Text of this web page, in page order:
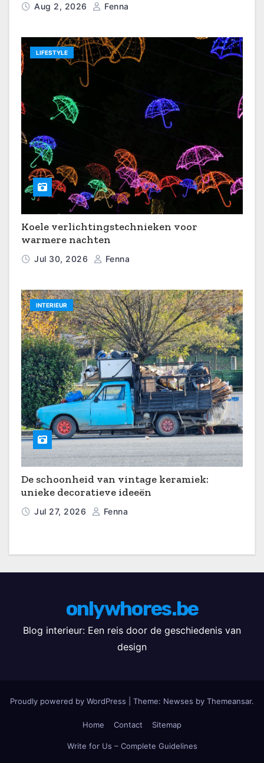
Aug 2, 2026 Fenna
LIFESTYLE
Koele verlichtingstechnieken voor
warmere nachten
Jul 30, 2026 Fenna
INTERIEUR
De schoonheid van vintage keramiek:
unieke decoratieve ideeën
Jul 27, 2026 Fenna
onlywhores.be
Blog interieur: Een reis door de geschiedenis van
design
Proudly powered by WordPress Theme: Newses by Themeansar.
Home Contact Sitemap
Write for Us – Complete Guidelines